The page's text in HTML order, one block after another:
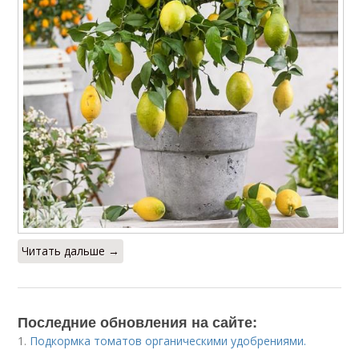
Читать дальше →
Последние обновления на сайте:
1. Подкормка томатов органическими удобрениями.